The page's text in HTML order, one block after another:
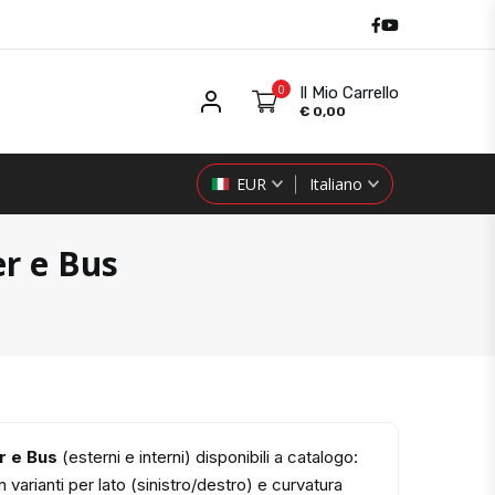
Facebook
Youtube
Il mio Utente
0 Il Mio Carrello
€ 0,00
EUR Italiano
e Bus
e Bus (esterni e interni) disponibili a catalogo:
per lato (sinistro/destro) e curvatura